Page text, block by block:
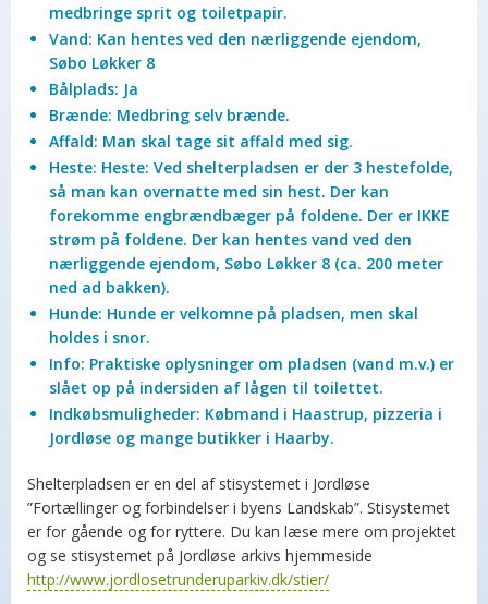
medbringe sprit og toiletpapir.
Vand: Kan hentes ved den nærliggende ejendom,
Søbo Løkker 8
Bålplads: Ja
Brænde: Medbring selv brænde.
Affald: Man skal tage sit affald med sig.
Heste: Heste: Ved shelterpladsen er der 3 hestefolde,
så man kan overnatte med sin hest. Der kan
forekomme engbrændbæger på foldene. Der er IKKE
strøm på foldene. Der kan hentes vand ved den
nærliggende ejendom, Søbo Løkker 8 (ca. 200 meter
ned ad bakken).
Hunde: Hunde er velkomne på pladsen, men skal
holdes i snor.
Info: Praktiske oplysninger om pladsen (vand m.v.) er
slået op på indersiden af lågen til toilettet.
Indkøbsmuligheder: Købmand i Haastrup, pizzeria i
Jordløse og mange butikker i Haarby.
Shelterpladsen er en del af stisystemet i Jordløse
”Fortællinger og forbindelser i byens Landskab”. Stisystemet
er for gående og for ryttere. Du kan læse mere om projektet
og se stisystemet på Jordløse arkivs hjemmeside
http://www.jordlosetrunderuparkiv.dk/stier/